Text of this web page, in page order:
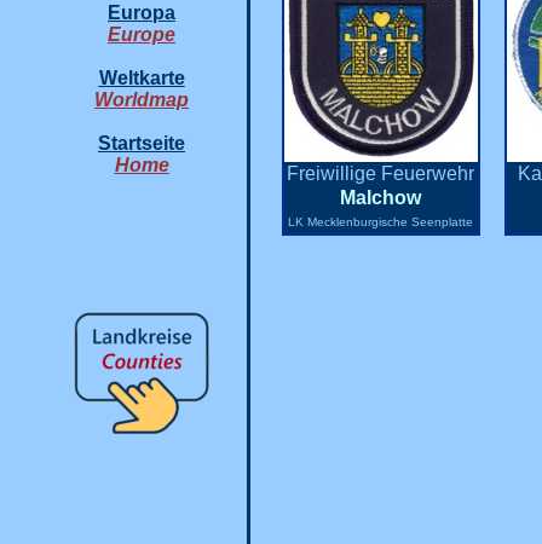
Europa
Europe
Weltkarte
Worldmap
Startseite
Home
Freiwillige Feuerwehr
Malchow
LK Mecklenburgische Seenplatte